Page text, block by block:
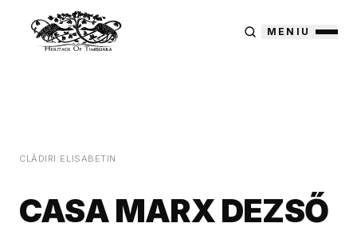
MENIU
CLĂDIRI ELISABETIN
CASA MARX DEZSŐ